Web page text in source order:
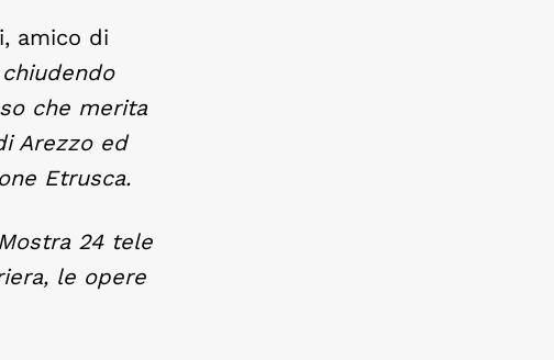
amico di
che merita
Arezzo ed
Etrusca.
24 tele
le opere